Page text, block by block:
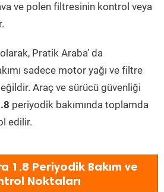
ve polen filtresinin kontrol veya
Pratik Araba’ da
sadece motor yağı ve filtre
Araç ve sürücü güvenliği
periyodik bakımında toplamda
edilir.
1.8 Periyodik Bakım ve
Noktaları